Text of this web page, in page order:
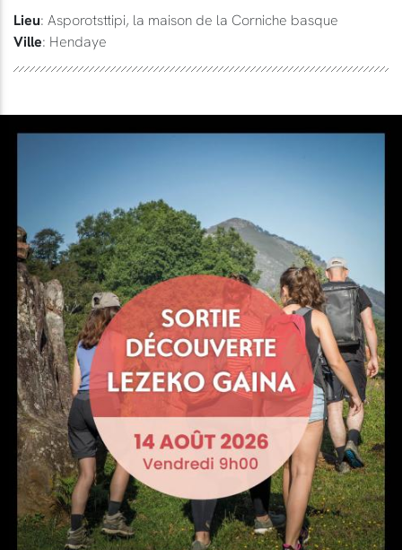
Lieu: Asporotsttipi, la maison de la Corniche basque
Ville: Hendaye